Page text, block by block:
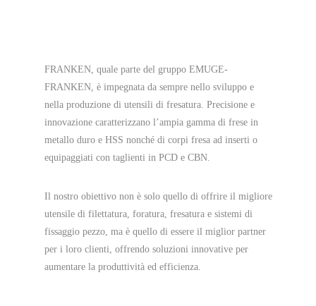
FRANKEN, quale parte del gruppo EMUGE-
FRANKEN, è impegnata da sempre nello sviluppo e
nella produzione di utensili di fresatura. Precisione e
innovazione caratterizzano l’ampia gamma di frese in
metallo duro e HSS nonché di corpi fresa ad inserti o
equipaggiati con taglienti in PCD e CBN.
Il nostro obiettivo non è solo quello di offrire il migliore
utensile di filettatura, foratura, fresatura e sistemi di
fissaggio pezzo, ma è quello di essere il miglior partner
per i loro clienti, offrendo soluzioni innovative per
aumentare la produttività ed efficienza.